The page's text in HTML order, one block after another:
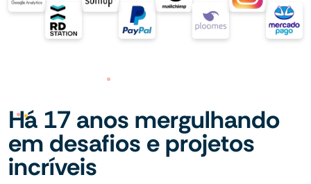
Há 17 anos mergulhando
em desafios e projetos
incríveis